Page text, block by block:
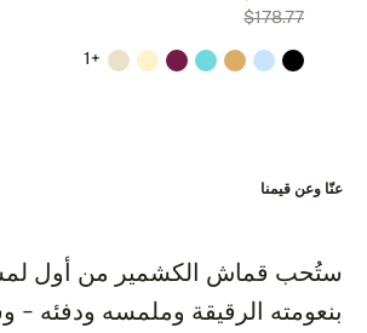
$178.77
+1
عنّا وعن قيمنا
ستُحب قماش الكشمير من أول
بنعومته الرقيقة وملمسه ودفئه -